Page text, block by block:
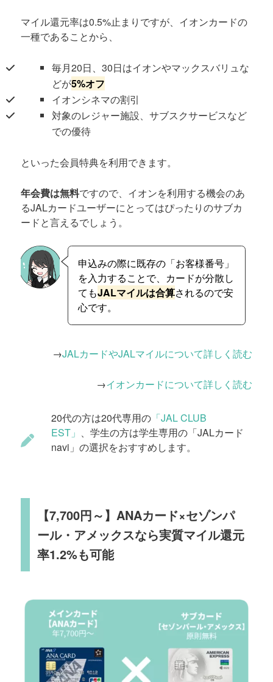
マイル還元率は0.5%止まりですが、イオンカードの
一種であることから、
毎月20日、30日はイオンやマックスバリュな
どが5%オフ
イオンシネマの割引
対象のレジャー施設、サブスクサービスなど
での優待
といった会員特典を利用できます。
年会費は無料ですので、イオンを利用する機会のあ
るJALカードユーザーにとってはぴったりのサブカ
ードと言えるでしょう。
申込みの際に既存の「お客様番号」
を入力することで、カードが分散し
てもJALマイルは合算されるので安
心です。
→JALカードやJALマイルについて詳しく読む
→イオンカードについて詳しく読む
20代の方は20代専用の 「JAL CLUB
EST」 、学生の方は学生専用の「JALカード
navi」の選択をおすすめします。
【7,700円～】ANAカード×セゾンパ
ール・アメックスなら実質マイル還元
率1.2%も可能